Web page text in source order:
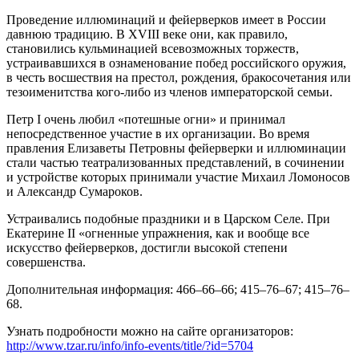
Проведение иллюминаций и фейерверков имеет в России
давнюю традицию. В XVIII веке они, как правило,
становились кульминацией всевозможных торжеств,
устраивавшихся в ознаменование побед российского оружия,
в честь восшествия на престол, рождения, бракосочетания или
тезоименитства кого-либо из членов императорской семьи.
Петр I очень любил «потешные огни» и принимал
непосредственное участие в их организации. Во время
правления Елизаветы Петровны фейерверки и иллюминации
стали частью театрализованных представлений, в сочинении
и устройстве которых принимали участие Михаил Ломоносов
и Александр Сумароков.
Устраивались подобные праздники и в Царском Селе. При
Екатерине II «огненные упражнения, как и вообще все
искусство фейерверков, достигли высокой степени
совершенства.
Дополнительная информация: 466–66–66; 415–76–67; 415–76–
68.
Узнать подробности можно на сайте организаторов:
http://www.tzar.ru/info/info-events/title/?id=5704